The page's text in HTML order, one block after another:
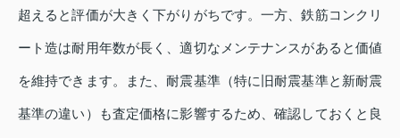
超えると評価が大きく下がりがちです。一方、鉄筋コンクリ
ート造は耐用年数が長く、適切なメンテナンスがあると価値
を維持できます。また、耐震基準（特に旧耐震基準と新耐震
基準の違い）も査定価格に影響するため、確認しておくと良